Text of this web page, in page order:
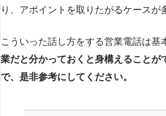
り、アポイントを取りたがるケースが
こういった話し方をする営業電話は基
業だと分かっておくと身構えることが
で、是非参考にしてください。